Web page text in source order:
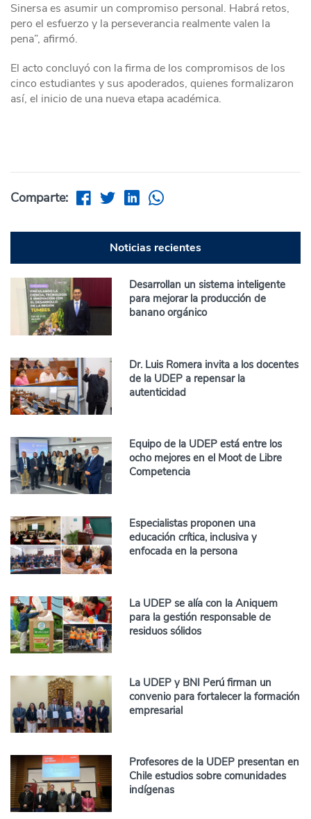
Sinersa es asumir un compromiso personal. Habrá retos,
pero el esfuerzo y la perseverancia realmente valen la
pena”, afirmó.
El acto concluyó con la firma de los compromisos de los
cinco estudiantes y sus apoderados, quienes formalizaron
así, el inicio de una nueva etapa académica.
Comparte:
Noticias recientes
Desarrollan un sistema inteligente
para mejorar la producción de
banano orgánico
Dr. Luis Romera invita a los docentes
de la UDEP a repensar la
autenticidad
Equipo de la UDEP está entre los
ocho mejores en el Moot de Libre
Competencia
Especialistas proponen una
educación crítica, inclusiva y
enfocada en la persona
La UDEP se alía con la Aniquem
para la gestión responsable de
residuos sólidos
La UDEP y BNI Perú firman un
convenio para fortalecer la formación
empresarial
Profesores de la UDEP presentan en
Chile estudios sobre comunidades
indígenas